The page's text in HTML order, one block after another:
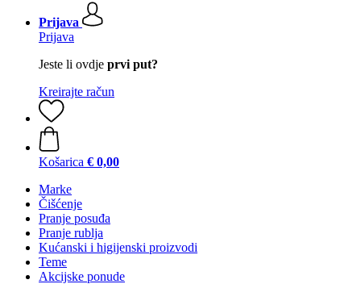
Prijava
Prijava
Jeste li ovdje prvi put?
Kreirajte račun
Košarica € 0,00
Marke
Čišćenje
Pranje posuđa
Pranje rublja
Kućanski i higijenski proizvodi
Teme
Akcijske ponude